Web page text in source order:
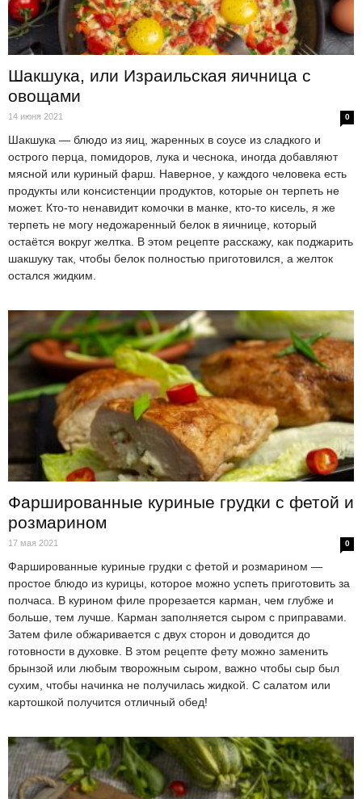
Шакшука, или Израильская яичница с
овощами
14 июня 2021 0
Шакшука — блюдо из яиц, жаренных в соусе из сладкого и
острого перца, помидоров, лука и чеснока, иногда добавляют
мясной или куриный фарш. Наверное, у каждого человека есть
продукты или консистенции продуктов, которые он терпеть не
может. Кто-то ненавидит комочки в манке, кто-то кисель, я же
терпеть не могу недожаренный белок в яичнице, который
остаётся вокруг желтка. В этом рецепте расскажу, как поджарить
шакшуку так, чтобы белок полностью приготовился, а желток
остался жидким.
Фаршированные куриные грудки с фетой и
розмарином
17 мая 2021 0
Фаршированные куриные грудки с фетой и розмарином —
простое блюдо из курицы, которое можно успеть приготовить за
полчаса. В курином филе прорезается карман, чем глубже и
больше, тем лучше. Карман заполняется сыром с приправами.
Затем филе обжаривается с двух сторон и доводится до
готовности в духовке. В этом рецепте фету можно заменить
брынзой или любым творожным сыром, важно чтобы сыр был
сухим, чтобы начинка не получилась жидкой. С салатом или
картошкой получится отличный обед!